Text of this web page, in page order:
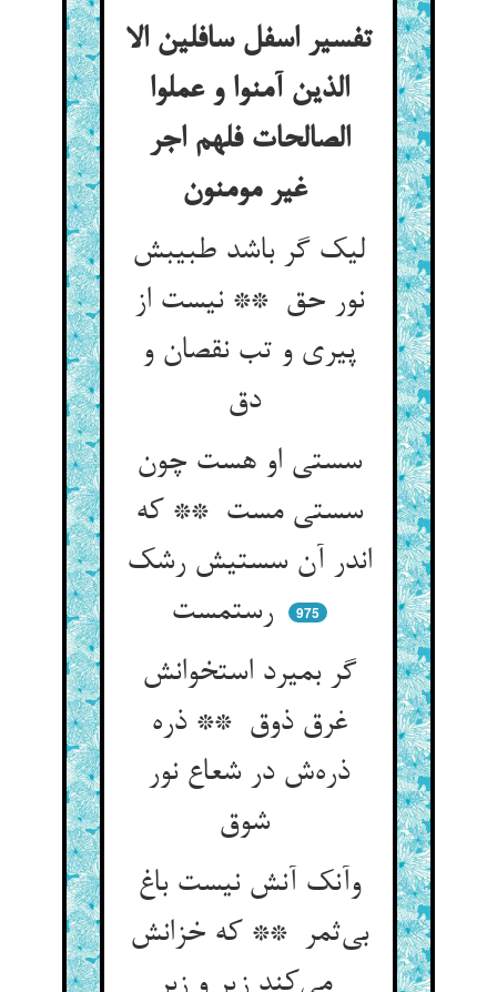
تفسیر اسفل سافلین الا
الذین آمنوا و عملوا
الصالحات فلهم اجر
غیر مومنون
لیک گر باشد طبیبش
نور حق ** نیست از
پیری و تب نقصان و
دق
سستی او هست چون
سستی مست ** که
اندر آن سستیش رشک
رستمست
975
گر بمیرد استخوانش
غرق ذوق ** ذره
ذره‌ش در شعاع نور
شوق
وآنک آنش نیست باغ
بی‌ثمر ** که خزانش
می‌کند زیر و زبر